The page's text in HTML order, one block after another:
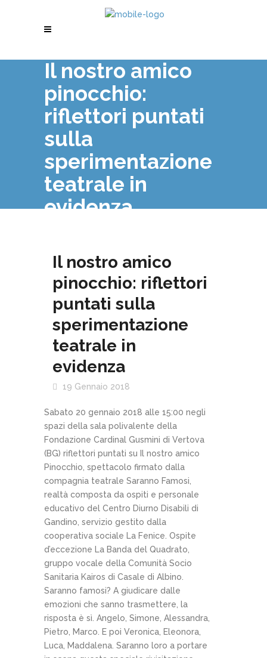
Il nostro amico
pinocchio:
riflettori puntati
sulla
sperimentazione
teatrale in
evidenza
Il nostro amico
pinocchio: riflettori
puntati sulla
sperimentazione
teatrale in
evidenza
19 Gennaio 2018
Sabato 20 gennaio 2018 alle 15:00 negli
spazi della sala polivalente della
Fondazione Cardinal Gusmini di Vertova
(BG) riflettori puntati su Il nostro amico
Pinocchio, spettacolo firmato dalla
compagnia teatrale Saranno Famosi,
realtà composta da ospiti e personale
educativo del Centro Diurno Disabili di
Gandino, servizio gestito dalla
cooperativa sociale La Fenice. Ospite
d’eccezione La Banda del Quadrato,
gruppo vocale della Comunità Socio
Sanitaria Kairos di Casale di Albino.
Saranno famosi? A giudicare dalle
emozioni che sanno trasmettere, la
risposta è sì. Angelo, Simone, Alessandra,
Pietro, Marco. E poi Veronica, Eleonora,
Luca, Maddalena. Saranno loro a portare